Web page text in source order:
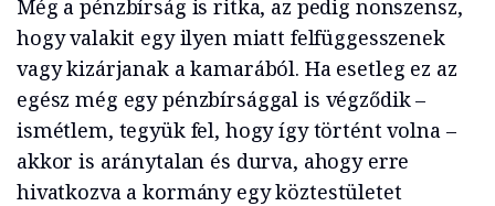
Még a pénzbírság is ritka, az pedig nonszensz,
hogy valakit egy ilyen miatt felfüggesszenek
vagy kizárjanak a kamarából. Ha esetleg ez az
egész még egy pénzbírsággal is végződik –
ismétlem, tegyük fel, hogy így történt volna –
akkor is aránytalan és durva, ahogy erre
hivatkozva a kormány egy köztestületet